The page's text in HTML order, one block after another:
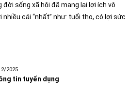
đời sống xã hội đã mang lại lợi ích vô
cái “nhất” như: tuổi thọ, có lợi sức
2025
tin tuyển dụng